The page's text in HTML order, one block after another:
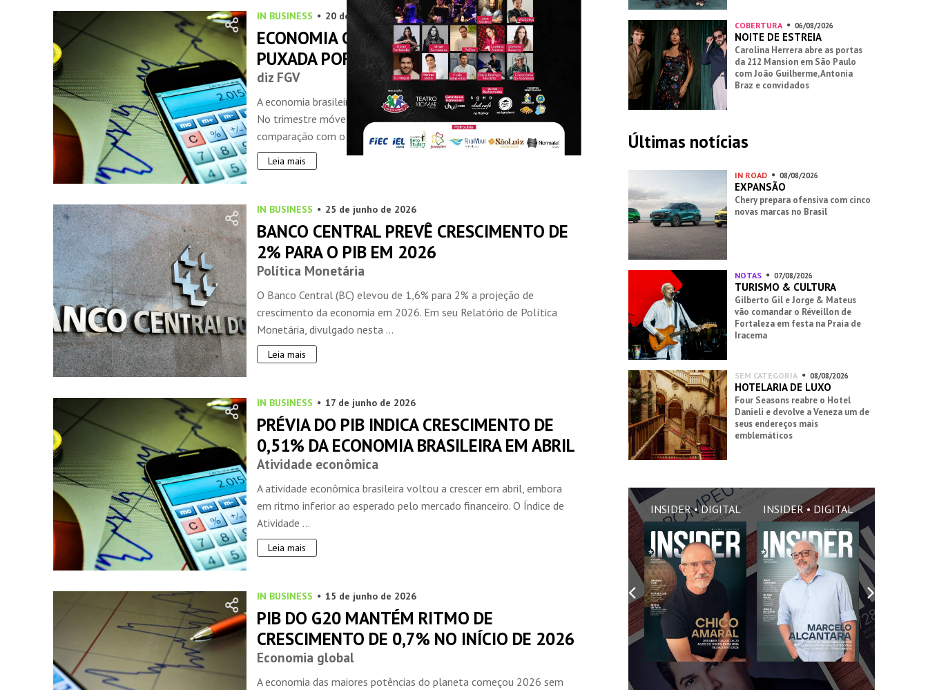
IN BUSINESS 20 de julho de 2026
ECONOMIA CRESCE 0,7% EM MAIO,
PUXADA POR CONSUMO DAS FAMÍLIAS
diz FGV
A economia brasileira cresceu 0,7% na passagem de abril para maio.
No trimestre móvel terminado em maio, a alta é de 1,9% na
comparação com o mesmo ...
Leia mais
IN BUSINESS 25 de junho de 2026
BANCO CENTRAL PREVÊ CRESCIMENTO DE
2% PARA O PIB EM 2026
Política Monetária
O Banco Central (BC) elevou de 1,6% para 2% a projeção de
crescimento da economia em 2026. Em seu Relatório de Política
Monetária, divulgado nesta ...
Leia mais
IN BUSINESS 17 de junho de 2026
PRÉVIA DO PIB INDICA CRESCIMENTO DE
0,51% DA ECONOMIA BRASILEIRA EM ABRIL
Atividade econômica
A atividade econômica brasileira voltou a crescer em abril, embora
em ritmo inferior ao esperado pelo mercado financeiro. O Índice de
Atividade ...
Leia mais
IN BUSINESS 15 de junho de 2026
PIB DO G20 MANTÉM RITMO DE
CRESCIMENTO DE 0,7% NO INÍCIO DE 2026
Economia global
A economia das maiores potências do planeta começou 2026 sem
COBERTURA 06/08/2026
NOITE DE ESTREIA
Carolina Herrera abre as portas
da 212 Mansion em São Paulo
com João Guilherme, Antonia
Braz e convidados
Últimas notícias
IN ROAD 08/08/2026
EXPANSÃO
Chery prepara ofensiva com cinco
novas marcas no Brasil
NOTAS 07/08/2026
TURISMO & CULTURA
Gilberto Gil e Jorge & Mateus
vão comandar o Réveillon de
Fortaleza em festa na Praia de
Iracema
SEM CATEGORIA 08/08/2026
HOTELARIA DE LUXO
Four Seasons reabre o Hotel
Danieli e devolve a Veneza um de
seus endereços mais
emblemáticos
INSIDER • DIGITAL INSIDER • DIGITAL INSIDER • DIGITAL INSIDER • DIGITAL INSIDER • DIGITAL